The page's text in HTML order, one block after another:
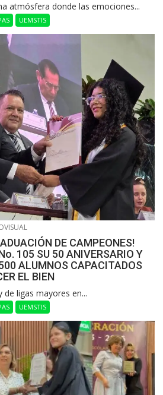
atmósfera donde las emociones...
UEMSTIS
DE CAMPEONES!
105 SU 50 ANIVERSARIO Y
ALUMNOS CAPACITADOS
EL BIEN
de ligas mayores en...
UEMSTIS